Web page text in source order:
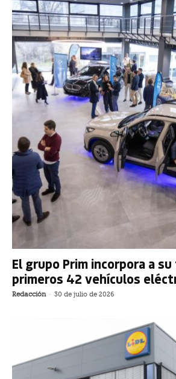
El grupo Prim incorpora a
primeros 42 vehículos
Redacción - 30 de julio de 2026